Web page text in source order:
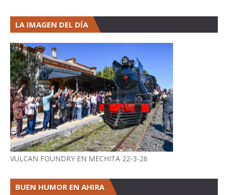
LA IMAGEN DEL DÍA
VULCAN FOUNDRY EN MECHITA 22-3-26
BUEN HUMOR EN AHIRA